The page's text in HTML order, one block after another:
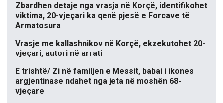
Zbardhen detaje nga vrasja në Korçë, identifikohet
viktima, 20-vjeçari ka qenë pjesë e Forcave të
Armatosura
Vrasje me kallashnikov në Korçë, ekzekutohet 20-
vjeçari, autori në arrati
E trishtë/ Zi në familjen e Messit, babai i ikones
argjentinase ndahet nga jeta në moshën 68-
vjeçare